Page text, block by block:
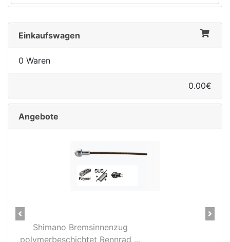
Einkaufswagen
0 Waren
0.00€
Angebote
28" Vorderrad Shimano DH-
3D37 Nabendynamo/Remerx...
Previous Next